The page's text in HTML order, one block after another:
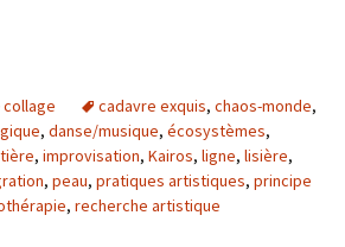
collage cadavre exquis, chaos-monde,
, danse/musique, écosystèmes,
, improvisation, Kairos, ligne, lisière,
, peau, pratiques artistiques, principe
, recherche artistique